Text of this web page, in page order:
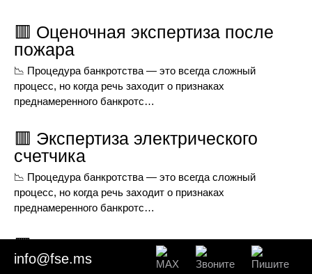
🟥 Оценочная экспертиза после
пожара
📉 Процедура банкротства — это всегда сложный
процесс, но когда речь заходит о признаках
преднамеренного банкротс…
🟥 Экспертиза электрического
счетчика
📉 Процедура банкротства — это всегда сложный
процесс, но когда речь заходит о признаках
преднамеренного банкротс…
🟩 Экспертиза водяного счетчика
📉 Процедура банкротства — это всегда сложный
info@fse.ms